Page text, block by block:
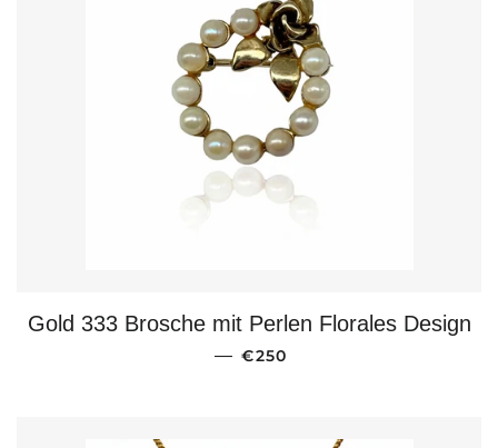
Gold 333 Brosche mit Perlen Florales Design
— NORMALER PREIS
€250